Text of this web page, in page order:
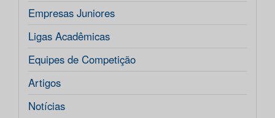
Empresas Juniores
Ligas Acadêmicas
Equipes de Competição
Artigos
Notícias